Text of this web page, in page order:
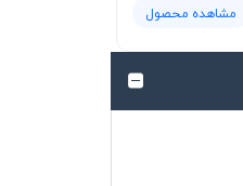
مشاهده محصول